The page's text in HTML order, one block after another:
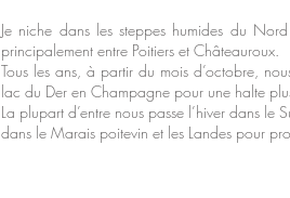
Je niche dans les steppes humides du
principalement entre Poitiers et Châteauroux.
Tous les ans, à partir du mois d’octobre,
lac du Der en Champagne pour une halte
La plupart d’entre nous passe l’hiver dans le
dans le Marais poitevin et les Landes pour